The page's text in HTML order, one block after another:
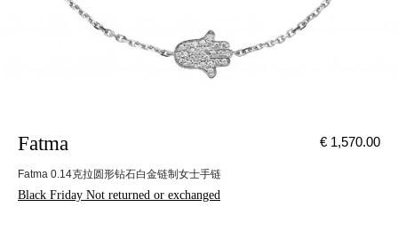
Fatma
Fatma 0.14克拉圆形钻石白金链制女士手链
Black Friday Not returned or exchanged
€ 1,570.00